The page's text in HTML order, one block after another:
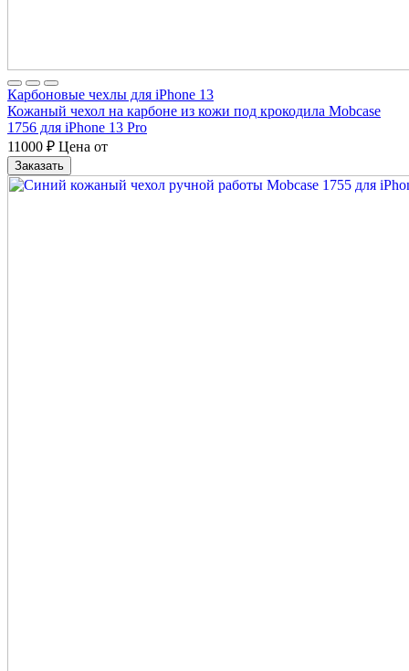
Карбоновые чехлы для iPhone 13
Кожаный чехол на карбоне из кожи под крокодила Mobcase
1756 для iPhone 13 Pro
11000 ₽ Цена от
Заказать